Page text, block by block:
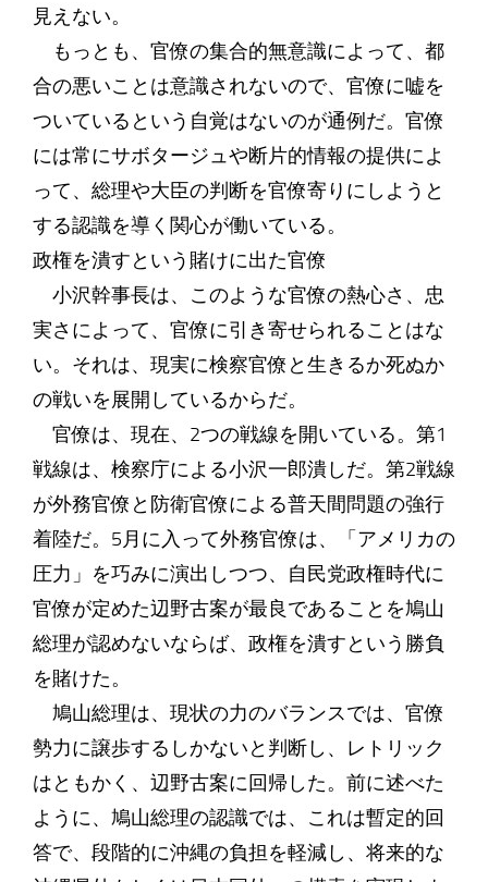
見えない。
もっとも、官僚の集合的無意識によって、都
合の悪いことは意識されないので、官僚に嘘を
ついているという自覚はないのが通例だ。官僚
には常にサボタージュや断片的情報の提供によ
って、総理や大臣の判断を官僚寄りにしようと
する認識を導く関心が働いている。
政権を潰すという賭けに出た官僚
小沢幹事長は、このような官僚の熱心さ、忠
実さによって、官僚に引き寄せられることはな
い。それは、現実に検察官僚と生きるか死ぬか
の戦いを展開しているからだ。
官僚は、現在、2つの戦線を開いている。第1
戦線は、検察庁による小沢一郎潰しだ。第2戦線
が外務官僚と防衛官僚による普天間問題の強行
着陸だ。5月に入って外務官僚は、「アメリカの
圧力」を巧みに演出しつつ、自民党政権時代に
官僚が定めた辺野古案が最良であることを鳩山
総理が認めないならば、政権を潰すという勝負
を賭けた。
鳩山総理は、現状の力のバランスでは、官僚
勢力に譲歩するしかないと判断し、レトリック
はともかく、辺野古案に回帰した。前に述べた
ように、鳩山総理の認識では、これは暫定的回
答で、段階的に沖縄の負担を軽減し、将来的な